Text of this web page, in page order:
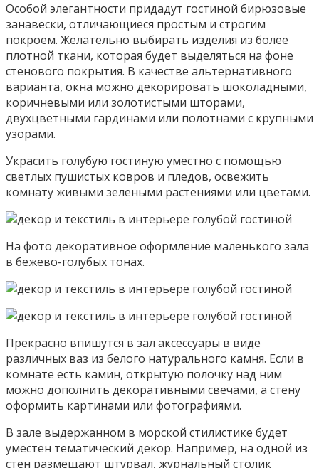
Особой элегантности придадут гостиной бирюзовые
занавески, отличающиеся простым и строгим
покроем. Желательно выбирать изделия из более
плотной ткани, которая будет выделяться на фоне
стенового покрытия. В качестве альтернативного
варианта, окна можно декорировать шоколадными,
коричневыми или золотистыми шторами,
двухцветными гардинами или полотнами с крупными
узорами.
Украсить голубую гостиную уместно с помощью
светлых пушистых ковров и пледов, освежить
комнату живыми зелеными растениями или цветами.
На фото декоративное оформление маленького зала
в бежево-голубых тонах.
Прекрасно впишутся в зал аксессуары в виде
различных ваз из белого натурального камня. Если в
комнате есть камин, открытую полочку над ним
можно дополнить декоративными свечами, а стену
оформить картинами или фотографиями.
В зале выдержанном в морской стилистике будет
уместен тематический декор. Например, на одной из
стен размещают штурвал, журнальный столик